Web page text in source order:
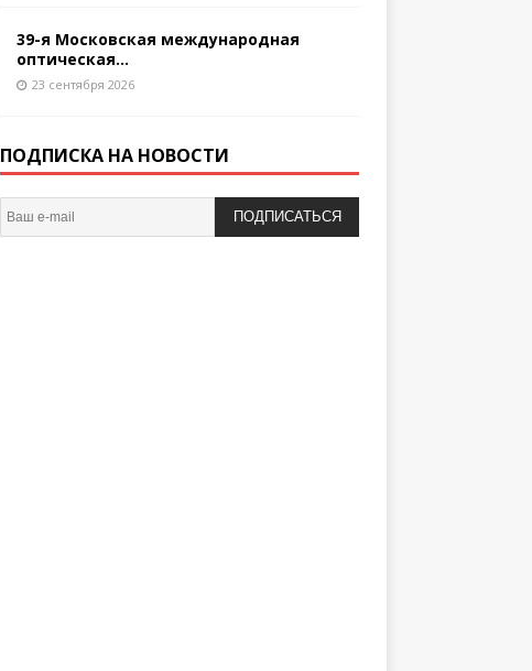
39-я Московская международная
оптическая...
23 сентября 2026
ПОДПИСКА НА НОВОСТИ
ПОДПИСАТЬСЯ